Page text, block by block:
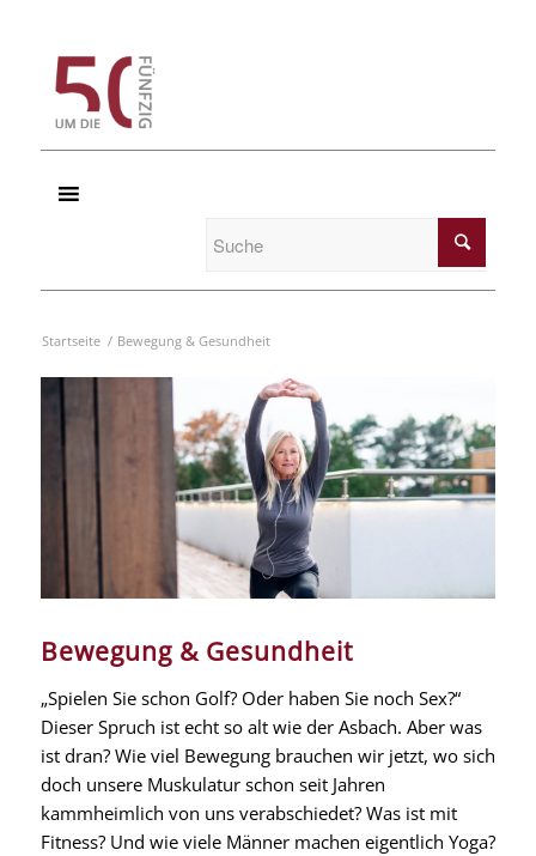
Startseite / Bewegung & Gesundheit
Bewegung & Gesundheit
„Spielen Sie schon Golf? Oder haben Sie noch Sex?“
Dieser Spruch ist echt so alt wie der Asbach. Aber was
ist dran? Wie viel Bewegung brauchen wir jetzt, wo sich
doch unsere Muskulatur schon seit Jahren
kammheimlich von uns verabschiedet? Was ist mit
Fitness? Und wie viele Männer machen eigentlich Yoga?